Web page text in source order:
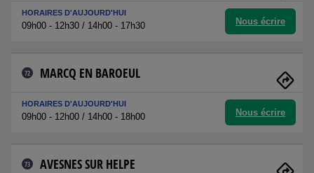
HORAIRES D'AUJOURD'HUI
09h00 - 12h30 / 14h00 - 17h30 Nous écrire
72 MARCQ EN BAROEUL
HORAIRES D'AUJOURD'HUI
09h00 - 12h00 / 14h00 - 18h00 Nous écrire
73 AVESNES SUR HELPE